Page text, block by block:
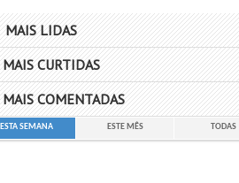
MAIS LIDAS
MAIS CURTIDAS
MAIS COMENTADAS
ESTA SEMANA ESTE MÊS TODAS